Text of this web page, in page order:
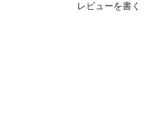
レビューを書く